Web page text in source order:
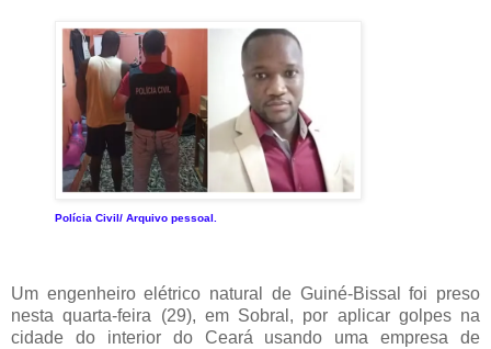
Polícia Civil/ Arquivo pessoal.
Um engenheiro elétrico natural de Guiné-Bissal foi preso
nesta quarta-feira (29), em Sobral, por aplicar golpes na
cidade do interior do Ceará usando uma empresa de